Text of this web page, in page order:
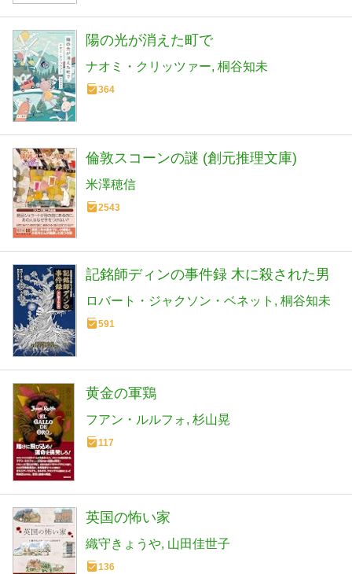
陽の光が消えた町で
ナオミ・クリッツァー 桐谷知未
364
倫敦スコーンの謎 (創元推理文庫)
米澤穂信
2543
記銘師ディンの事件録 木に殺された男
ロバート・ジャクソン・ベネット 桐谷知未
591
黄金の軍鶏
フアン・ルルフォ 杉山晃
117
英国の怖い家
織守きょうや 山田佳世子
136